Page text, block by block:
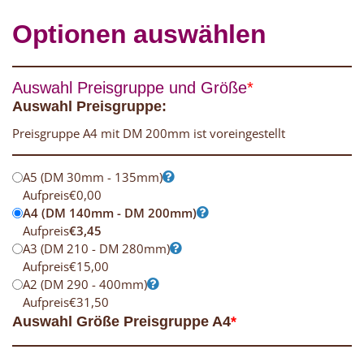
Optionen auswählen
*
Auswahl Preisgruppe und Größe
Auswahl Preisgruppe:
Preisgruppe A4 mit DM 200mm ist voreingestellt
A5 (DM 30mm - 135mm)
Aufpreis€0,00
A4 (DM 140mm - DM 200mm)
Aufpreis€3,45
A3 (DM 210 - DM 280mm)
Aufpreis€15,00
A2 (DM 290 - 400mm)
Aufpreis€31,50
*
Auswahl Größe Preisgruppe A4